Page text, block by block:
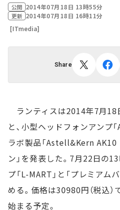
公開 2014年07月18日 13時55分
更新 2014年07月18日 16時11分
[ITmedia]
Share
ランティスは2014年7月18日
と、小型ヘッドフォンアンプ
ラボ製品「Astell&Kern AK10
ン」を発表した。7月22日の
プ「L-MART」と「プレミアム
める。価格は30980円（税込
始まる予定。